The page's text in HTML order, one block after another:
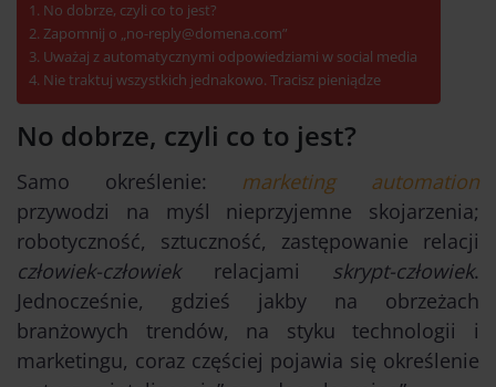
No dobrze, czyli co to jest?
Zapomnij o „no-reply@domena.com”
Uważaj z automatycznymi odpowiedziami w social media
Nie traktuj wszystkich jednakowo. Tracisz pieniądze
No dobrze, czyli co to jest?
Samo określenie: marketing automation
przywodzi na myśl nieprzyjemne skojarzenia;
robotyczność, sztuczność, zastępowanie relacji
człowiek-człowiekrelacjami skrypt-człowiek.
Jednocześnie, gdzieś jakby na obrzeżach
branżowych trendów, na styku technologii i
marketingu, coraz częściej pojawia się określenie